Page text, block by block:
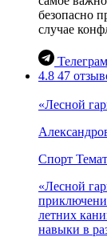
безопасно
случае
Телеграм
4.8 47
«Лесной
Спорт
«Лесной
летних
навыки в